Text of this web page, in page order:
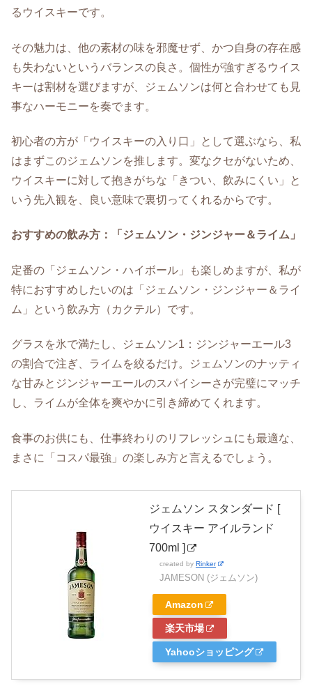
るウイスキーです。
その魅力は、他の素材の味を邪魔せず、かつ自身の存在感
も失わないというバランスの良さ。個性が強すぎるウイス
キーは割材を選びますが、ジェムソンは何と合わせても見
事なハーモニーを奏でます。
初心者の方が「ウイスキーの入り口」として選ぶなら、私
はまずこのジェムソンを推します。変なクセがないため、
ウイスキーに対して抱きがちな「きつい、飲みにくい」と
いう先入観を、良い意味で裏切ってくれるからです。
おすすめの飲み方：「ジェムソン・ジンジャー＆ライム」
定番の「ジェムソン・ハイボール」も楽しめますが、私が
特におすすめしたいのは「ジェムソン・ジンジャー＆ライ
ム」という飲み方（カクテル）です。
グラスを氷で満たし、ジェムソン1：ジンジャーエール3
の割合で注ぎ、ライムを絞るだけ。ジェムソンのナッティ
な甘みとジンジャーエールのスパイシーさが完璧にマッチ
し、ライムが全体を爽やかに引き締めてくれます。
食事のお供にも、仕事終わりのリフレッシュにも最適な、
まさに「コスパ最強」の楽しみ方と言えるでしょう。
ジェムソン スタンダード [
ウイスキー アイルランド
700ml ]
created by Rinker
JAMESON (ジェムソン)
Amazon
楽天市場
Yahooショッピング